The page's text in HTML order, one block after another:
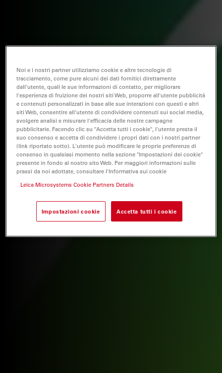
Noi e i nostri partner utilizziamo cookie e altre tecnologie di
tracciamento, come pure alcuni dei dati fornitici direttamente
dall'utente, quali le sue informazioni di contatto, per migliorare
l'esperienza di fruizione dei nostri siti Web, proporre all'utente pubblicità
e contenuti personalizzati in base alle sue interazioni con questi e altri
siti Web, consentire all'utente di condividere contenuti sui social media,
svolgere analisi e misurare l'efficacia delle nostre campagne
pubblicitarie. Facendo clic su "Accetta tutti i cookie", l'utente presta il
suo consenso e accetta di condividere i propri dati con i nostri partner
(link riportato sotto). L'utente può modificare le proprie preferenze di
consenso in qualsiasi momento nella sezione "Impostazioni dei cookie"
presente in fondo al nostro sito Web. Per maggiori informazioni sulle
prassi da noi adottate, consultare l'Informativa sui cookie
Leica Microsystems Cookie Partners Details
Impostazioni cookie Accetta tutti i cookie